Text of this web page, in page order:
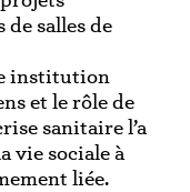
de salles de
institution
et le rôle de
sanitaire l’a
vie sociale à
liée.